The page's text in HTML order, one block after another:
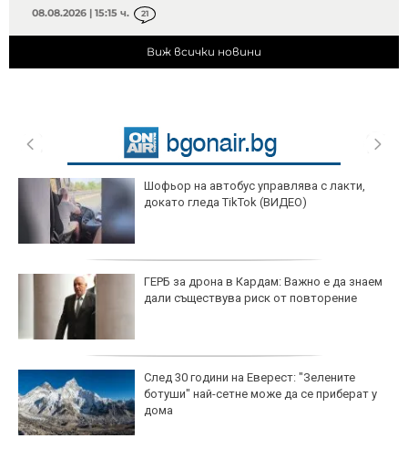
08.08.2026 | 15:15 ч. 21
Виж всички новини
Шофьор на автобус управлява с лакти,
докато гледа TikTok (ВИДЕО)
ГЕРБ за дрона в Кардам: Важно е да знаем
дали съществува риск от повторение
След 30 години на Еверест: "Зелените
ботуши" най-сетне може да се приберат у
дома